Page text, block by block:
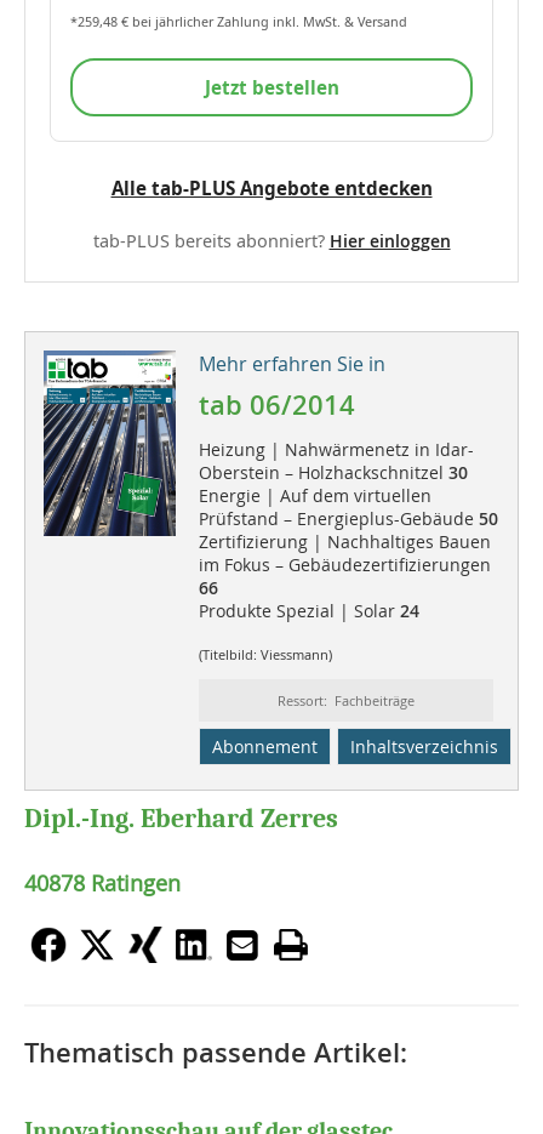
*259,48 € bei jährlicher Zahlung inkl. MwSt. & Versand
Jetzt bestellen
Alle tab-PLUS Angebote entdecken
tab-PLUS bereits abonniert? Hier einloggen
Mehr erfahren Sie in
tab 06/2014
Heizung | Nahwärmenetz in Idar-
Oberstein – Holzhackschnitzel 30
Energie | Auf dem virtuellen
Prüfstand – Energieplus-Gebäude 50
Zertifizierung | Nachhaltiges Bauen
im Fokus – Gebäudezertifizierungen
66
Produkte Spezial | Solar 24
(Titelbild: Viessmann)
Ressort: Fachbeiträge
Abonnement Inhaltsverzeichnis
Dipl.-Ing. Eberhard Zerres
40878 Ratingen
Thematisch passende Artikel: